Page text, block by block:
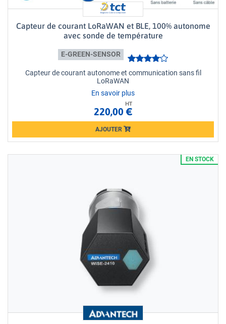
Capteur de courant LoRaWAN et BLE, 100% autonome
avec sonde de température
E-GREEN-SENSOR
Capteur de courant autonome et communication sans fil
LoRaWAN
En savoir plus
HT
220,00 €
AJOUTER
Loading...
EN STOCK